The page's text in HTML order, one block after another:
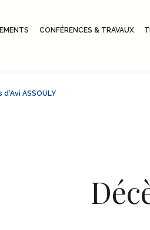
CONFÉRENCES & TRAVAUX
d’Avi ASSOULY